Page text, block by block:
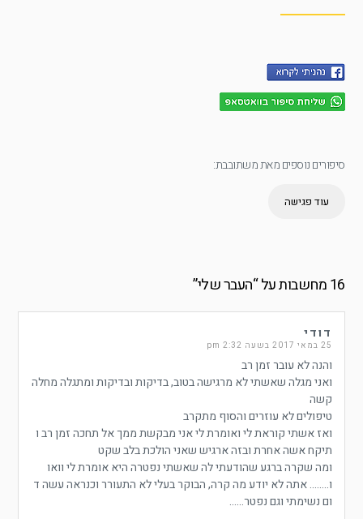
סיפורים נוספים מאת משתובבת:
עוד פגישה
16 מחשבות על “ העבר שלי”
דודי
25 במאי 2017 בשעה 2:32 pm
והנה לא עובר זמן רב
ואני מגלה שאשתי לא מרגישה בטוב, בדיקות ובדיקות ומתגלה מחלה
קשה
טיפולים לא עוזרים והסוף מתקרב
ואז אשתי קוראת לי ואומרת לי אני מבקשת ממך אל תחכה זמן רב ו
תיקח אשה אחרת ובזה ארגיש שאני הולכת בלב שקט
ומה שקרה ברגע שהודעתי לה שאשתי נפטרה היא אומרת לי וואו
ו…….. אתה לא יודע מה קרה, הבוקר בעלי לא התעורר וכנראה עשה ד
ום נשימתי וגם נפטר……